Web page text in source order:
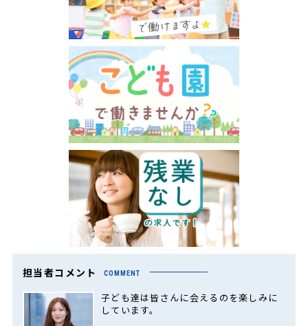
担当者コメント COMMENT
子ども達は皆さんに会えるのを楽しみに
しています。